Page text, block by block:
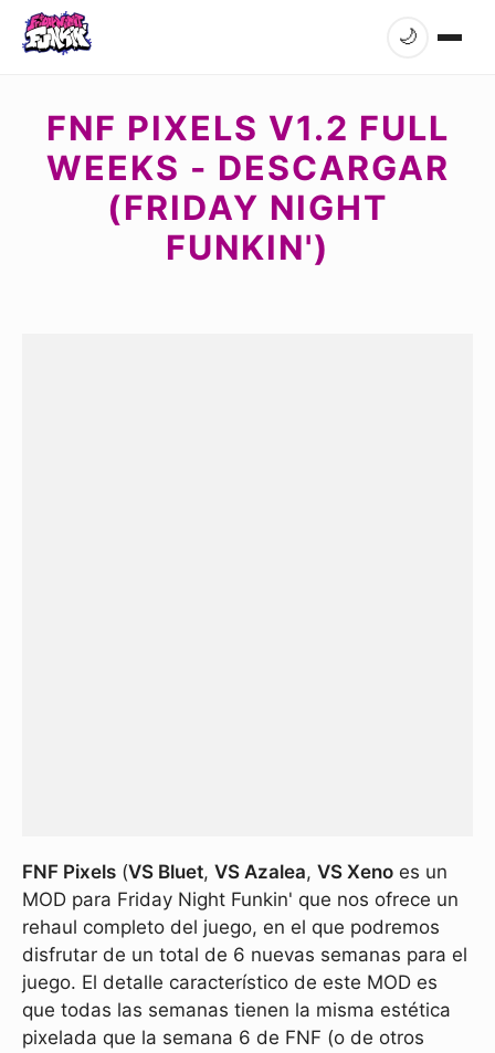
🌙
FNF PIXELS V1.2 FULL
WEEKS - DESCARGAR
(FRIDAY NIGHT
FUNKIN')
FNF Pixels (VS Bluet, VS Azalea, VS Xeno es un
MOD para Friday Night Funkin' que nos ofrece un
rehaul completo del juego, en el que podremos
disfrutar de un total de 6 nuevas semanas para el
juego. El detalle característico de este MOD es
que todas las semanas tienen la misma estética
pixelada que la semana 6 de FNF (o de otros